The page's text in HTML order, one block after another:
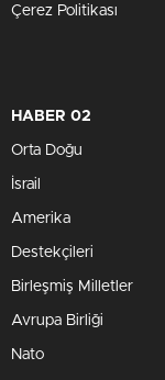
Çerez Politikası
HABER 02
Orta Doğu
İsrail
Amerika
Destekçileri
Birleşmiş Milletler
Avrupa Birliği
Nato